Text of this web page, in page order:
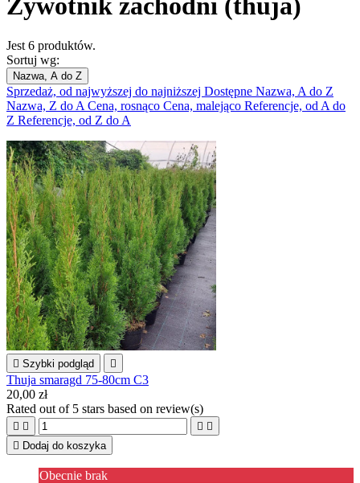
Żywotnik zachodni (thuja)
Jest 6 produktów.
Sortuj wg:
Nazwa, A do Z
Sprzedaż, od najwyższej do najniższej Dostępne Nazwa, A do Z
Nazwa, Z do A Cena, rosnąco Cena, malejąco Referencje, od A do
Z Referencje, od Z do A
 Szybki podgląd 
Thuja smaragd 75-80cm C3
20,00 zł
Rated out of 5 stars based on review(s)
   
 Dodaj do koszyka
Obecnie brak